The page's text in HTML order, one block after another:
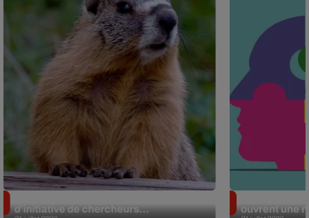
d’initiative de chercheurs...
ouvrent une